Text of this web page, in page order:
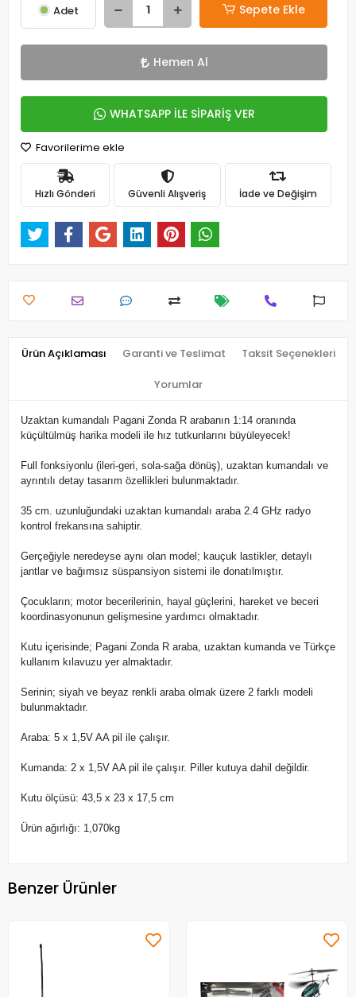
Adet Sepete Ekle
Hemen Al
WHATSAPP İLE SİPARİŞ VER
Favorilerime ekle
Hızlı Gönderi Güvenli Alışveriş İade ve Değişim
Ürün Açıklaması Garanti ve Teslimat Taksit Seçenekleri
Yorumlar
Uzaktan kumandalı Pagani Zonda R arabanın 1:14 oranında
küçültülmüş harika modeli ile hız tutkunlarını büyüleyecek!
Full fonksiyonlu (ileri-geri, sola-sağa dönüş), uzaktan kumandalı ve
ayrıntılı detay tasarım özellikleri bulunmaktadır.
35 cm. uzunluğundaki uzaktan kumandalı araba 2.4 GHz radyo
kontrol frekansına sahiptir.
Gerçeğiyle neredeyse aynı olan model; kauçuk lastikler, detaylı
jantlar ve bağımsız süspansiyon sistemi ile donatılmıştır.
Çocukların; motor becerilerinin, hayal güçlerini, hareket ve beceri
koordinasyonunun gelişmesine yardımcı olmaktadır.
Kutu içerisinde; Pagani Zonda R araba, uzaktan kumanda ve Türkçe
kullanım kılavuzu yer almaktadır.
Serinin; siyah ve beyaz renkli araba olmak üzere 2 farklı modeli
bulunmaktadır.
Araba: 5 x 1,5V AA pil ile çalışır.
Kumanda: 2 x 1,5V AA pil ile çalışır. Piller kutuya dahil değildir.
Kutu ölçüsü: 43,5 x 23 x 17,5 cm
Ürün ağırlığı: 1,070kg
Benzer Ürünler